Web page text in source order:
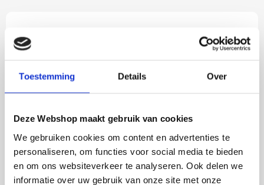
Toestemming Details Over
Deze Webshop maakt gebruik van cookies
We gebruiken cookies om content en advertenties te
personaliseren, om functies voor social media te bieden
en om ons websiteverkeer te analyseren. Ook delen we
informatie over uw gebruik van onze site met onze
Rian
lamp heb uitgekozen en
besteld. De volgende dag
netjes en veilig verpakt.
leveren verliep vlot en
veel sfeer, het is ook
eenvoudig te